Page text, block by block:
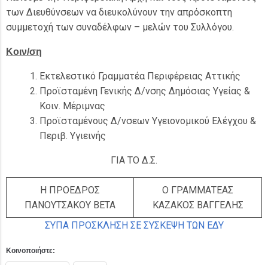
των Διευθύνσεων να διευκολύνουν την απρόσκοπτη
συμμετοχή των συναδέλφων – μελών του Συλλόγου.
Κοιν/ση
Εκτελεστικό Γραμματέα Περιφέρειας Αττικής
Προϊσταμένη Γενικής Δ/νσης Δημόσιας Υγείας &
Κοιν. Μέριμνας
Προϊσταμένους Δ/νσεων Υγειονομικού Ελέγχου &
Περιβ. Υγιεινής
ΓΙΑ ΤΟ Δ.Σ.
Η ΠΡΟΕΔΡΟΣ
ΠΑΝΟΥΤΣΑΚΟΥ ΒΕΤΑ
Ο ΓΡΑΜΜΑΤΕΑΣ
ΚΑΖΑΚΟΣ ΒΑΓΓΕΛΗΣ
ΣΥΠΑ ΠΡΟΣΚΛΗΣΗ ΣΕ ΣΥΣΚΕΨΗ ΤΩΝ ΕΔΥ
Κοινοποιήστε: